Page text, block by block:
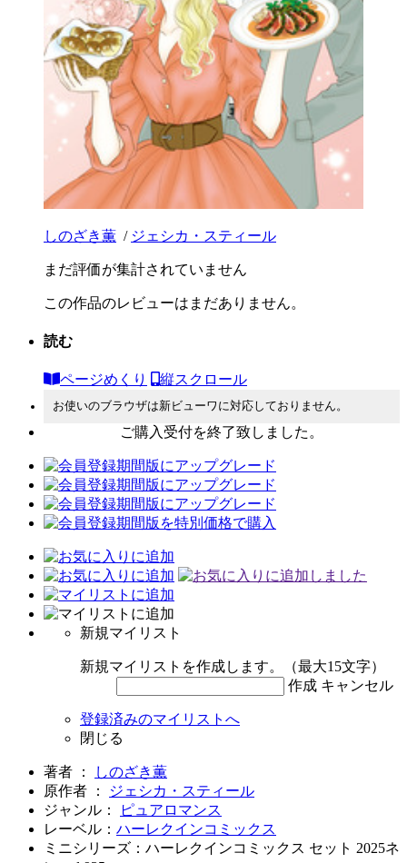
しのざき薫 / ジェシカ・スティール
まだ評価が集計されていません
この作品のレビューはまだありません。
読む
ページめくり 縦スクロール
お使いのブラウザは新ビューワに対応しておりません。
ご購入受付を終了致しました。
新規マイリスト
新規マイリストを作成します。（最大15文字）
作成 キャンセル
登録済みのマイリストへ
閉じる
著者 ：
しのざき薫
原作者 ：
ジェシカ・スティール
ジャンル：
ピュアロマンス
レーベル： ハーレクインコミックス
ミニシリーズ：ハーレクインコミックス セット 2025ネ